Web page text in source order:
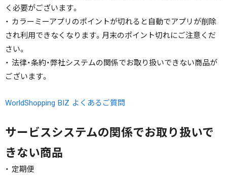
く必要がございます。
・ カラーミーアプリのポイントが切れると自動でアプリが削除
され利用できなくなります。月末のポイント切れにご注意くだ
さい。
・ 法律・条約・弊社システムの関係でお取り扱いできない商品が
ございます。
WorldShopping BIZ よくあるご質問
サービスシステムの関係でお取り扱いで
きない商品
・ 定期便